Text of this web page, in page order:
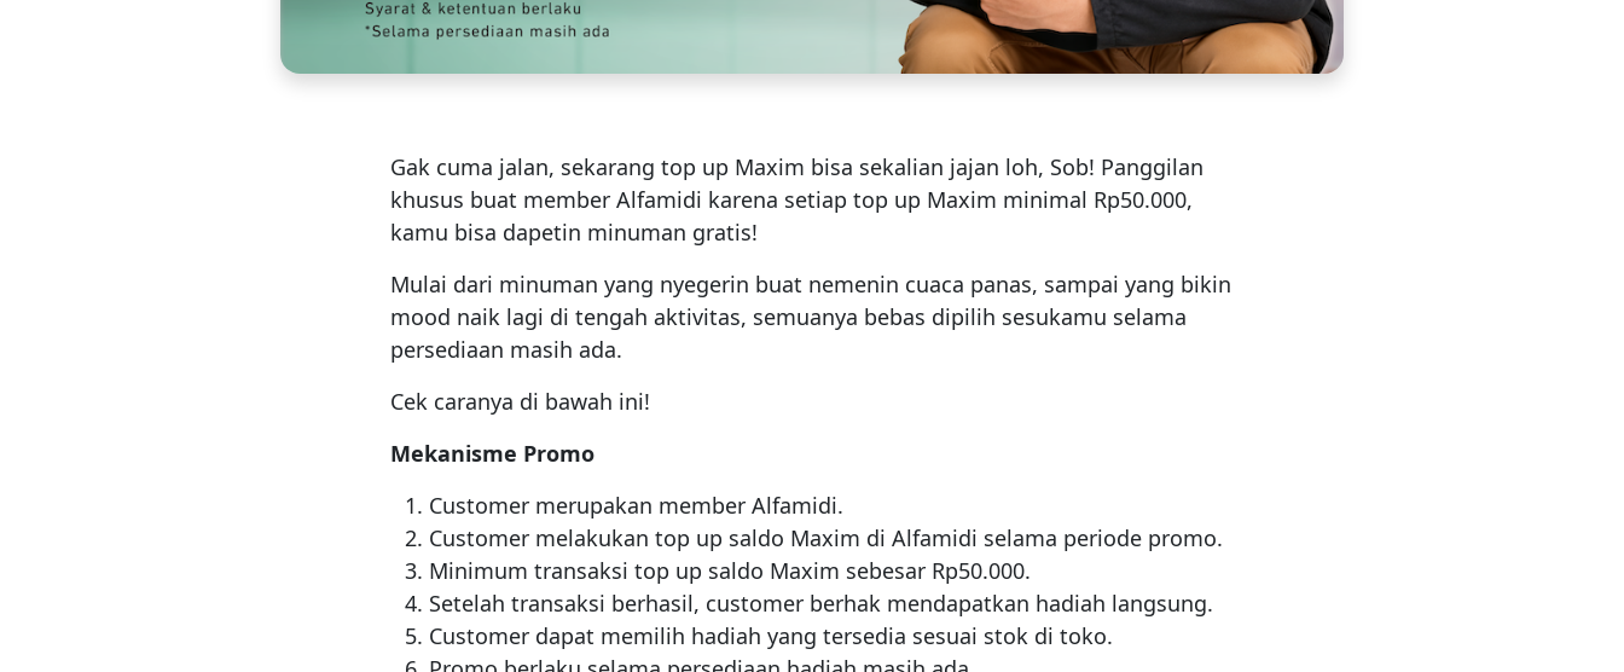
Gak cuma jalan, sekarang top up Maxim bisa sekalian jajan loh, Sob! Panggilan
khusus buat member Alfamidi karena setiap top up Maxim minimal Rp50.000,
kamu bisa dapetin minuman gratis!
Mulai dari minuman yang nyegerin buat nemenin cuaca panas, sampai yang bikin
mood naik lagi di tengah aktivitas, semuanya bebas dipilih sesukamu selama
persediaan masih ada.
Cek caranya di bawah ini!
Mekanisme Promo
Customer merupakan member Alfamidi.
Customer melakukan top up saldo Maxim di Alfamidi selama periode promo.
Minimum transaksi top up saldo Maxim sebesar Rp50.000.
Setelah transaksi berhasil, customer berhak mendapatkan hadiah langsung.
Customer dapat memilih hadiah yang tersedia sesuai stok di toko.